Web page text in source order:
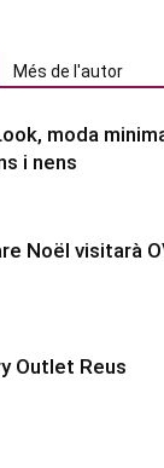
Més de l'autor
moda
i nens
Noël visitarà
Outlet Reus